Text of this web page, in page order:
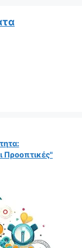
Προοπτικές"